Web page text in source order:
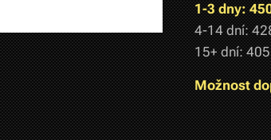
1-3 dny:
4-14 dní:
15+ dní:
Možnost